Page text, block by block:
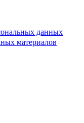
данных
материалов